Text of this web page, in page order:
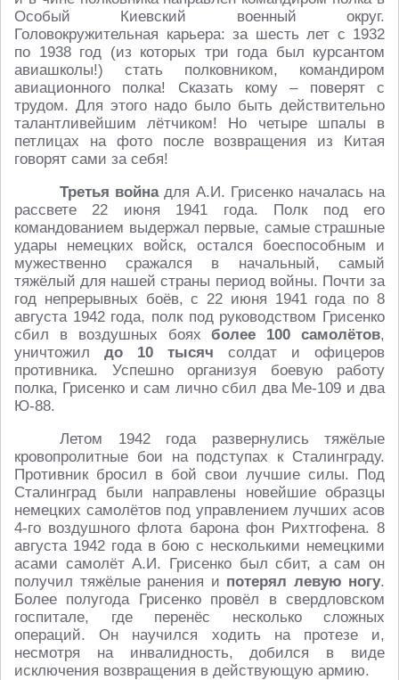
Особый Киевский военный округ.
Головокружительная карьера: за шесть лет с 1932
по 1938 год (из которых три года был курсантом
авиашколы!) стать полковником, командиром
авиационного полка! Сказать кому – поверят с
трудом. Для этого надо было быть действительно
талантливейшим лётчиком! Но четыре шпалы в
петлицах на фото после возвращения из Китая
говорят сами за себя!
Третья войнадля А.И. Грисенко началась на
рассвете 22 июня 1941 года. Полк под его
командованием выдержал первые, самые страшные
удары немецких войск, остался боеспособным и
мужественно сражался в начальный, самый
тяжёлый для нашей страны период войны. Почти за
год непрерывных боёв, с 22 июня 1941 года по 8
августа 1942 года, полк под руководством Грисенко
сбил в воздушных бояхболее 100 самолётов,
уничтожил до 10 тысяч солдат и офицеров
противника. Успешно организуя боевую работу
полка, Грисенко и сам лично сбил два Ме-109 и два
Ю-88.
Летом 1942 года развернулись тяжёлые
кровопролитные бои на подступах к Сталинграду.
Противник бросил в бой свои лучшие силы. Под
Сталинград были направлены новейшие образцы
немецких самолётов под управлением лучших асов
4-го воздушного флота барона фон Рихтгофена. 8
августа 1942 года в бою с несколькими немецкими
асами самолёт А.И. Грисенко был сбит, а сам он
получил тяжёлые ранения и потерял левую ногу.
Более полугода Грисенко провёл в свердловском
госпитале, где перенёс несколько сложных
операций. Он научился ходить на протезе и,
несмотря на инвалидность, добился в виде
исключения возвращения в действующую армию.